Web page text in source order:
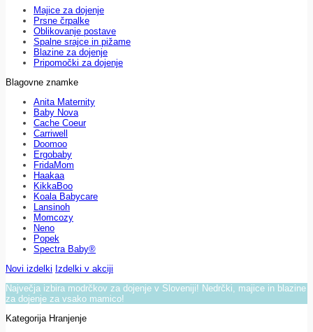
Majice za dojenje
Prsne črpalke
Oblikovanje postave
Spalne srajce in pižame
Blazine za dojenje
Pripomočki za dojenje
Blagovne znamke
Anita Maternity
Baby Nova
Cache Coeur
Carriwell
Doomoo
Ergobaby
FridaMom
Haakaa
KikkaBoo
Koala Babycare
Lansinoh
Momcozy
Neno
Popek
Spectra Baby®
Novi izdelki Izdelki v akciji
Največja izbira modrčkov za dojenje v Sloveniji! Nedrčki, majice in blazine
za dojenje za vsako mamico!
Kategorija Hranjenje